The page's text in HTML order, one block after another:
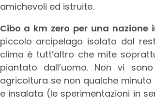
amichevoli ed istruite.
Cibo a km zero per una nazione
piccolo arcipelago isolato dal
clima è tutt’altro che mite
piantato dall’uomo. Non vi
agricoltura se non qualche
e insalata (le sperimentazioni in